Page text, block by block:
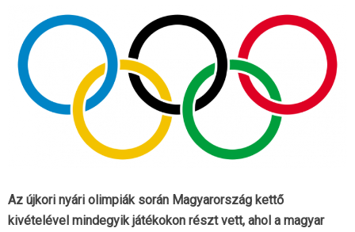
Az újkori nyári olimpiák során Magyarország kettő
kivételével mindegyik játékokon részt vett, ahol a magyar